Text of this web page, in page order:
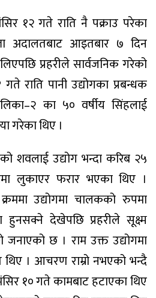
१२ गते राति नै पक्राउ परेका
अदालतबाट आइतबार ७ दिन
प्रहरीले सार्वजनिक गरेको
राति पानी उद्योगका प्रबन्धक
का ५० वर्षीय सिंहलाई
गरेका थिए ।
शवलाई उद्योग भन्दा करिब २५
लुकाएर फरार भएका थिए ।
उद्योगमा चालकको रुपमा
हुनसक्ने देखेपछि प्रहरीले सूक्ष्म
छ । राम उक्त उद्योगमा
। आचरण राम्रो नभएको भन्दै
१० गते कामबाट हटाएका थिए